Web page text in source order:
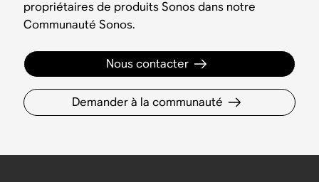
propriétaires de produits Sonos dans notre
Communauté Sonos.
Nous contacter
Demander à la communauté